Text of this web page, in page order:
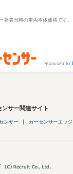
発表当時の車両本体価格です
サー関連サイト
ンサー カーセンサーエッ